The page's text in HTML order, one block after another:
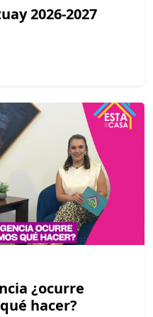
2026-2027
¿ocurre
hacer?